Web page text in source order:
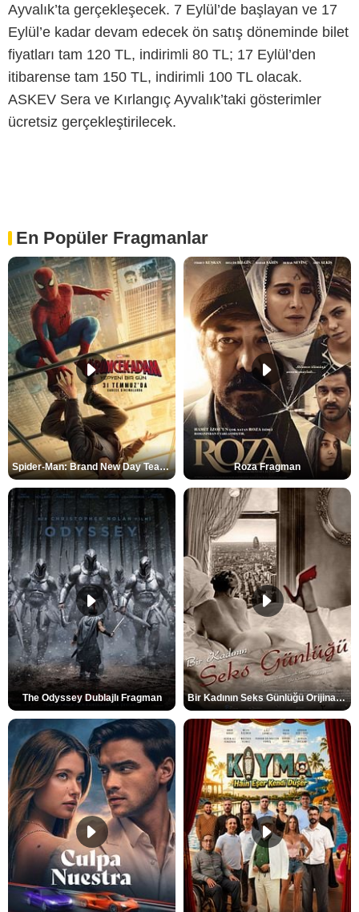
Ayvalık’ta gerçekleşecek. 7 Eylül’de başlayan ve 17
Eylül’e kadar devam edecek ön satış döneminde bilet
fiyatları tam 120 TL, indirimli 80 TL; 17 Eylül’den
itibarense tam 150 TL, indirimli 100 TL olacak.
ASKEV Sera ve Kırlangıç Ayvalık’taki gösterimler
ücretsiz gerçekleştirilecek.
En Popüler Fragmanlar
Spider-Man: Brand New Day Teaser Roza Fragman
The Odyssey Dublajlı Fragman Bir Kadının Seks Günlüğü Orijinal Fragman